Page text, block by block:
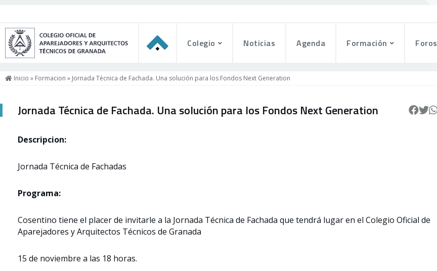
Colegio Noticias Agenda Formación Foros
Inicio » Formacion » Jornada Técnica de Fachada. Una solución para los Fondos Next Generation
Jornada Técnica de Fachada. Una solución para los Fondos Next Generation
Descripcion:
Jornada Técnica de Fachadas
Programa:
Cosentino tiene el placer de invitarle a la Jornada Técnica de Fachada que tendrá lugar en el Colegio Oficial de
Aparejadores y Arquitectos Técnicos de Granada
15 de noviembre a las 18 horas.